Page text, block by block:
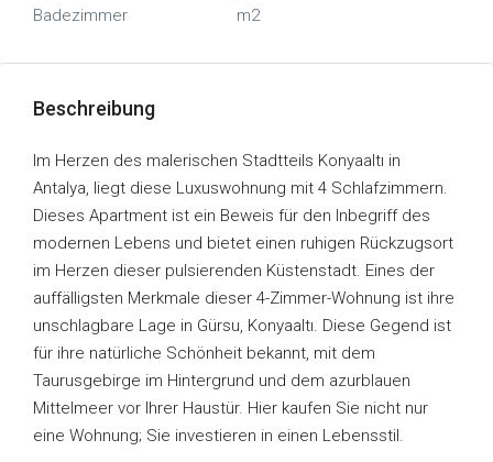
Badezimmer m2
Beschreibung
Im Herzen des malerischen Stadtteils Konyaaltı in
Antalya, liegt diese Luxuswohnung mit 4 Schlafzimmern.
Dieses Apartment ist ein Beweis für den Inbegriff des
modernen Lebens und bietet einen ruhigen Rückzugsort
im Herzen dieser pulsierenden Küstenstadt. Eines der
auffälligsten Merkmale dieser 4-Zimmer-Wohnung ist ihre
unschlagbare Lage in Gürsu, Konyaaltı. Diese Gegend ist
für ihre natürliche Schönheit bekannt, mit dem
Taurusgebirge im Hintergrund und dem azurblauen
Mittelmeer vor Ihrer Haustür. Hier kaufen Sie nicht nur
eine Wohnung; Sie investieren in einen Lebensstil.